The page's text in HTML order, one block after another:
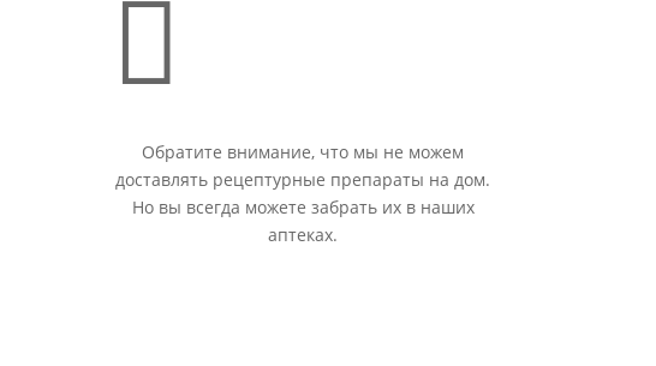

Обратите внимание, что мы не можем
доставлять рецептурные препараты на дом.
Но вы всегда можете забрать их в наших
аптеках.